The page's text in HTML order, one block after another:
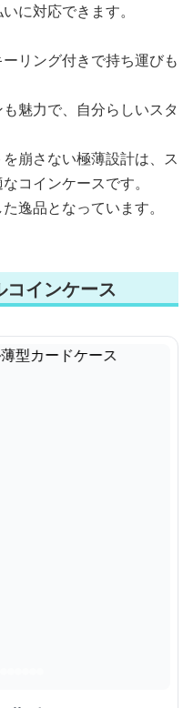
に対応できます。
リング付きで持ち運びも
魅力で、自分らしいスタ
崩さない極薄設計は、ス
コインケースです。
逸品となっています。
インケース